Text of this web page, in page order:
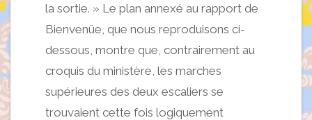
la sortie. » Le plan annexé au rapport de
Bienvenüe, que nous reproduisons ci-
dessous, montre que, contrairement au
croquis du ministère, les marches
supérieures des deux escaliers se
trouvaient cette fois logiquement